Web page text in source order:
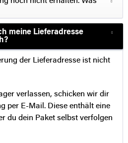
meine Lieferadresse
der Lieferadresse ist nicht
verlassen, schicken wir dir
per E-Mail. Diese enthält eine
du dein Paket selbst verfolgen